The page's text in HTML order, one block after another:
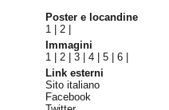
Poster e locandine
1 |2
Immagini
1 |2 |3 |4 |5 |6
Link esterni
Sito italiano
Facebook